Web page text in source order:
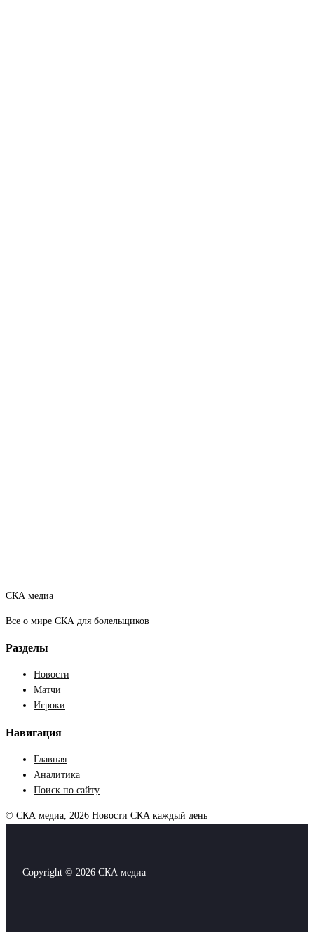
СКА медиа
Все о мире СКА для болельщиков
Разделы
Новости
Матчи
Игроки
Навигация
Главная
Аналитика
Поиск по сайту
© СКА медиа, 2026 Новости СКА каждый день
Copyright © 2026 СКА медиа